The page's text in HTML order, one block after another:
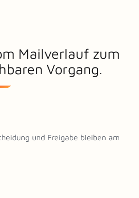
Mailverlauf zum
Vorgang.
und Freigabe bleiben am